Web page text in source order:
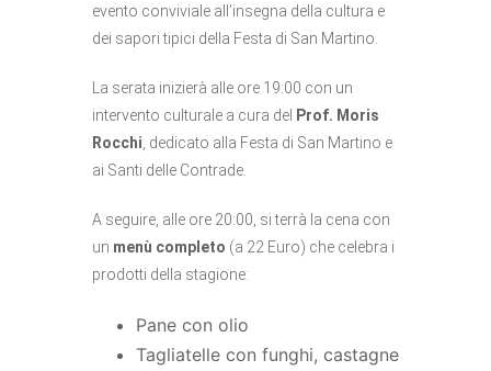
evento conviviale all’insegna della cultura e
dei sapori tipici della Festa di San Martino.
La serata inizierà alle ore 19:00 con un
intervento culturale a cura del Prof. Moris
Rocchi , dedicato alla Festa di San Martino e
ai Santi delle Contrade.
A seguire, alle ore 20:00, si terrà la cena con
un menù completo (a 22 Euro) che celebra i
prodotti della stagione:
Pane con olio
Tagliatelle con funghi, castagne